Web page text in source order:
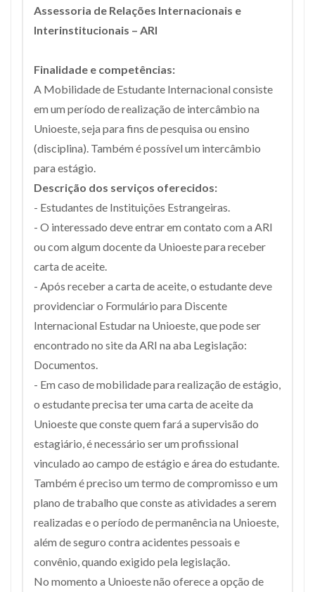
Assessoria de Relações Internacionais e
Interinstitucionais – ARI
Finalidade e competências:
A Mobilidade de Estudante Internacional consiste
em um período de realização de intercâmbio na
Unioeste, seja para fins de pesquisa ou ensino
(disciplina). Também é possível um intercâmbio
para estágio.
Descrição dos serviços oferecidos:
- Estudantes de Instituições Estrangeiras.
- O interessado deve entrar em contato com a ARI
ou com algum docente da Unioeste para receber
carta de aceite.
- Após receber a carta de aceite, o estudante deve
providenciar o Formulário para Discente
Internacional Estudar na Unioeste, que pode ser
encontrado no site da ARI na aba Legislação:
Documentos.
- Em caso de mobilidade para realização de estágio,
o estudante precisa ter uma carta de aceite da
Unioeste que conste quem fará a supervisão do
estagiário, é necessário ser um profissional
vinculado ao campo de estágio e área do estudante.
Também é preciso um termo de compromisso e um
plano de trabalho que conste as atividades a serem
realizadas e o período de permanência na Unioeste,
além de seguro contra acidentes pessoais e
convênio, quando exigido pela legislação.
No momento a Unioeste não oferece a opção de